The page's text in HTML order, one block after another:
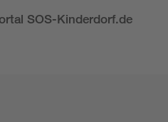
SOS-Kinderdorf.de